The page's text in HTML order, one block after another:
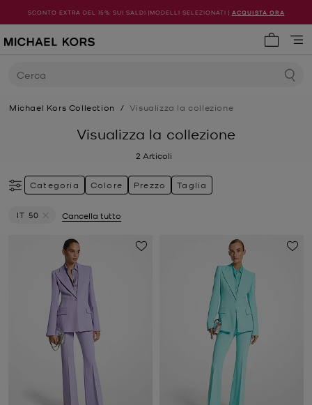
SCONTO EXTRA DEL 15% SUI SALDI |MODELLI SELEZIONATI | ACQUISTA ORA
Cerca
Michael Kors Collection / Visualizza la collezione
Visualizza la collezione
2 Articoli
Categoria Colore Prezzo Taglia
IT 50
Cancella tutto